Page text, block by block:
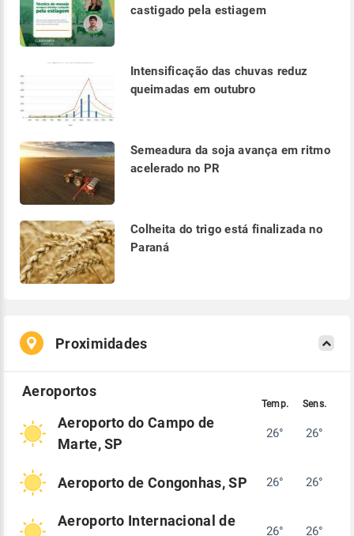
castigado pela estiagem
Intensificação das chuvas reduz
queimadas em outubro
Semeadura da soja avança em ritmo
acelerado no PR
Colheita do trigo está finalizada no
Paraná
Proximidades
Aeroporto do Campo de
Marte, SP
26° 26°
Aeroporto de Congonhas, SP 26° 26°
Aeroporto Internacional de
26° 26°